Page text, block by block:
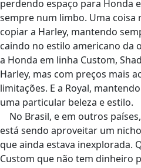
perdendo espaço para Honda
sempre num limbo. Uma coisa
copiar a Harley, mantendo
caindo no estilo americano da
a Honda em linha Custom,
Harley, mas com preços mais
limitações. E a Royal,
uma particular beleza e estilo.
No Brasil, e em outros
está sendo aproveitar um
que ainda estava inexplorada.
Custom que não tem dinheiro